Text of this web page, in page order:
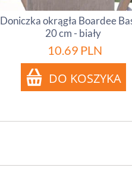
Doniczka okrągła Boardee
20 cm - biały
10.69 PLN